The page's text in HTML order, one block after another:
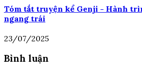
Tóm tắt truyện kể Genji - Hành
ngang trái
23/07/2025
Bình luận